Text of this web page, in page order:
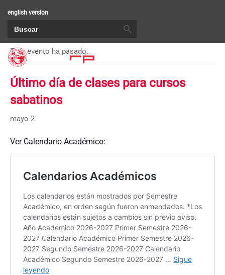
english version
« Todos los Eventos
Este evento ha pasado.
Último día de clases para cursos
sabatinos
mayo 2
Ver Calendario Académico: